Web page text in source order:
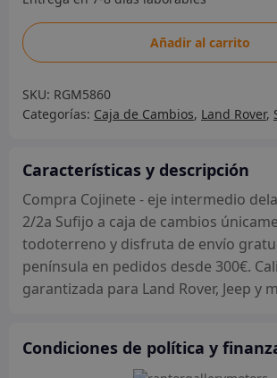
Cojinete
-
intermedio
delantero
Serie
Sufijo
a
caja
de
cambios
cantidad
Añadir al carrito
SKU: RGM5860
Categorías: Caja de Cambios, Land Rover,
Características y descripción
Compra Cojinete - eje intermedio
2/2a Sufijo a caja de cambios
todoterreno y disfruta de envío
península en pedidos desde 300€.
garantizada para Land Rover, Jeep y
Condiciones de política y